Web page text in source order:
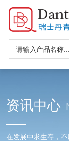
资讯中心
在发展中求生存，